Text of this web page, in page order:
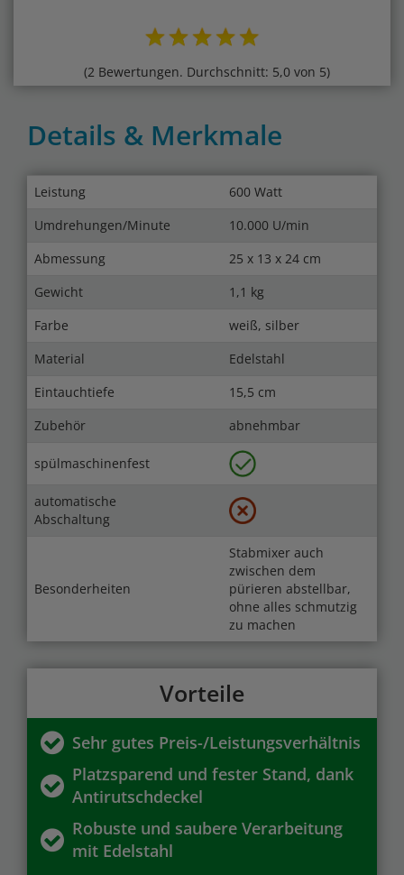
(2 Bewertungen. Durchschnitt: 5,0 von 5)
Details & Merkmale
Leistung
600 Watt
Umdrehungen/Minute
10.000 U/min
Abmessung
25 x 13 x 24 cm
Gewicht
1,1 kg
Farbe
weiß, silber
Material
Edelstahl
Eintauchtiefe
15,5 cm
Zubehör
abnehmbar
spülmaschinenfest
automatische
Abschaltung
Besonderheiten
Stabmixer auch
zwischen dem
pürieren abstellbar,
ohne alles schmutzig
zu machen
Vorteile
Sehr gutes Preis-/Leistungsverhältnis
Platzsparend und fester Stand, dank
Antirutschdeckel
Robuste und saubere Verarbeitung
mit Edelstahl